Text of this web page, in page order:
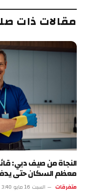
مقالات ذات
النجاة من صيف دبي:
معظم السكان حتى
متفرقات السبت 16 مايو 3:40 م